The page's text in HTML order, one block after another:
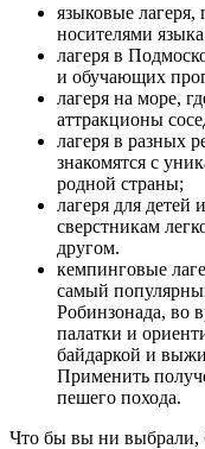
языковые лагеря,
носителями
лагеря в
и обучающих
лагеря на море,
аттракционы
лагеря в разных
знакомятся с
родной страны;
лагеря для детей
сверстникам
другом.
кемпинговые
самый
Робинзонада, во
палатки и
байдаркой и
Применить
пешего похода.
Что бы вы ни выбрали,